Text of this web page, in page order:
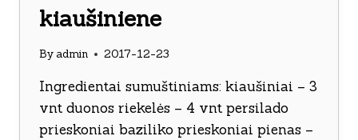
kiaušiniene
By admin 2017-12-23
Ingredientai sumuštiniams: kiaušiniai – 3
vnt duonos riekelės – 4 vnt persilado
prieskoniai baziliko prieskoniai pienas –